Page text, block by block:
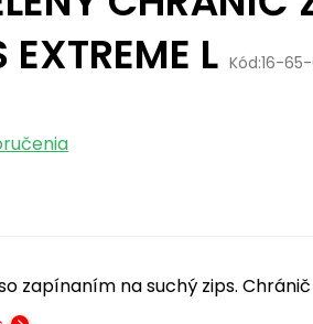
L Kód:16-65-
zapínaním na suchý zips.